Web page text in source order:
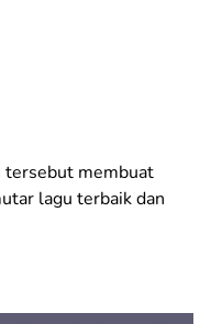
tersebut membuat
lagu terbaik dan